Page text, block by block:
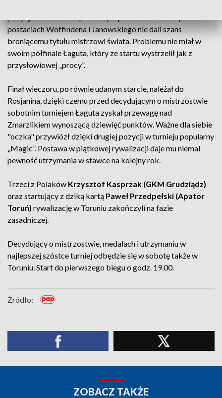
postaciach Woffindena i Janowskiego nie dali szans
broniącemu tytułu mistrzowi świata. Problemu nie miał w
swoim półfinale Łaguta, który ze startu wystrzelił jak z
przysłowiowej „procy”.
Finał wieczoru, po równie udanym starcie, należał do
Rosjanina, dzięki czemu przed decydującym o mistrzostwie
sobotnim turniejem Łaguta zyskał przewagę nad
Zmarzlikiem wynoszącą dziewięć punktów. Ważne dla siebie
"oczka" przywiózł dzięki drugiej pozycji w turnieju popularny
„Magic”. Postawa w piątkowej rywalizacji daje mu niemal
pewność utrzymania w stawce na kolejny rok.
Trzeci z Polaków Krzysztof Kasprzak (GKM Grudziądz)
oraz startujący z dziką kartą Paweł Przedpełski (Apator
Toruń) rywalizację w Toruniu zakończyli na fazie
zasadniczej.
Decydujący o mistrzostwie, medalach i utrzymaniu w
najlepszej szóstce turniej odbędzie się w sobotę także w
Toruniu. Start do pierwszego biegu o godz. 19.00.
Źródło:
ZOBACZ TAKŻE